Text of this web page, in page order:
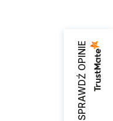
SPRAWDŹ OPINIE